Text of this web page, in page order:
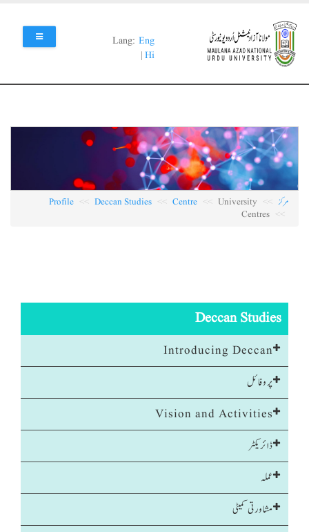
main
content
Lang: Eng
| Hi
مرکز Centre
Deccan Studies
Profile
Deccan Studies
Introducing Deccan
پروفائل
Vision and Activities
ڈائریکٹر
عملہ
مشاورتی کمیٹی